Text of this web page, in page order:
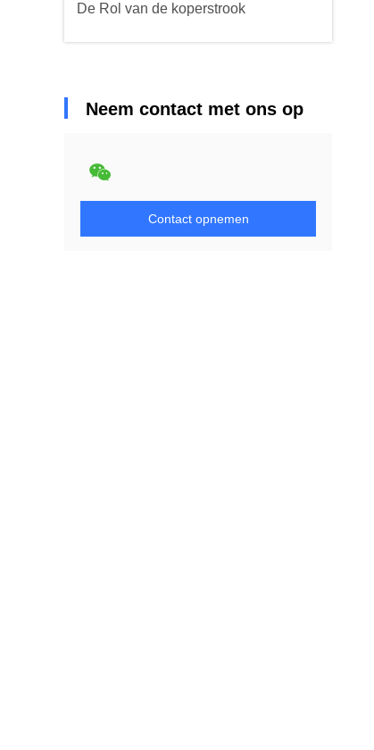
De Rol van de koperstrook
Neem contact met ons op
Contact opnemen